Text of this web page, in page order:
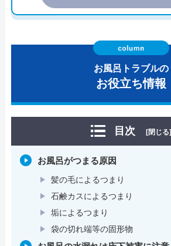
お風呂トラブルの
お役立ち情報
目次 [閉じる]
お風呂がつまる原因
髪の毛によるつまり
石鹸カスによるつまり
垢によるつまり
袋の切れ端等の固形物